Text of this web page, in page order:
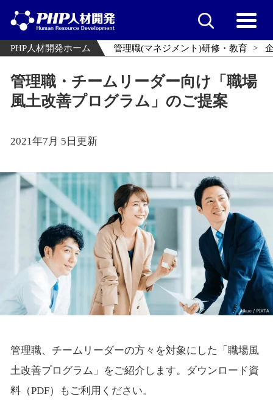
PHP人材開発ホーム 管理職(マネジメント)研修・教育
管理職・チームリーダー向け「職場
風土改善プログラム」のご提案
2021年7月 5日更新
管理職、チームリーダーの方々を対象にした「職場風
土改善プログラム」をご紹介します。ダウンロード資
料（PDF）もご利用ください。